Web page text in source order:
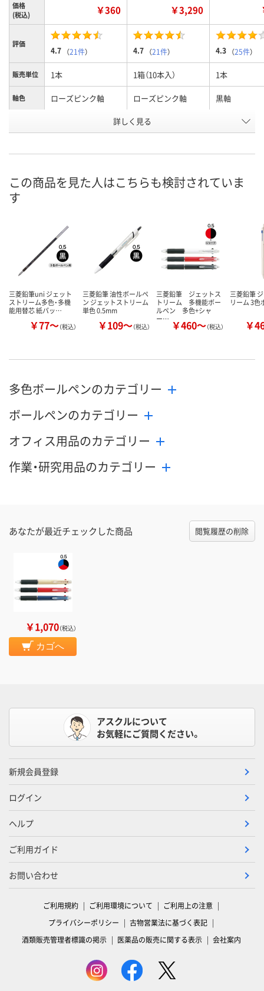
価格
(税込)
￥360 ￥3,290
評価
4.7 （21件） 4.7 （21件） 4.3 （25件）
販売単位 1本 1箱（10本入） 1本
軸色 ローズピンク軸 ローズピンク軸 黒軸
黒・赤・青 黒・赤・青
号
お届け日
数量
カゴへ
数量
カゴへ
詳しく見る
この商品を見た人はこちらも検討されていま
す
三菱鉛筆uni ジェット
ストリーム多色・多機
能用替芯 紙パッ…
￥77～（税込）
三菱鉛筆 油性ボールペ
ン ジェットストリーム
単色 0.5mm
￥109～（税込）
三菱鉛筆 ジェットス
トリーム 多機能ボー
ルペン 多色+シャ
ー… ￥460～（税込）
三菱鉛筆
リーム 3色
￥
多色ボールペンのカテゴリー
ボールペンのカテゴリー
オフィス用品のカテゴリー
作業・研究用品のカテゴリー
あなたが最近チェックした商品 閲覧履歴の削除
￥1,070（税込）
カゴへ
アスクルについて
お気軽にご質問ください。
新規会員登録
ログイン
ヘルプ
ご利用ガイド
お問い合わせ
ご利用規約 ご利用環境について
ご利用上の注意
プライバシーポリシー
古物営業法に基づく表記
酒類販売管理者標識の掲示
医薬品の販売に関する表示 会社案内